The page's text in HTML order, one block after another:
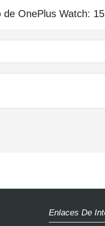
de OnePlus Watch:
Enlaces De